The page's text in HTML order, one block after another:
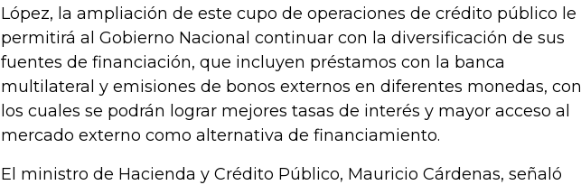
López, la ampliación de este cupo de operaciones de crédito público le
permitirá al Gobierno Nacional continuar con la diversificación de sus
fuentes de financiación, que incluyen préstamos con la banca
multilateral y emisiones de bonos externos en diferentes monedas, con
los cuales se podrán lograr mejores tasas de interés y mayor acceso al
mercado externo como alternativa de financiamiento.
El ministro de Hacienda y Crédito Público, Mauricio Cárdenas, señaló